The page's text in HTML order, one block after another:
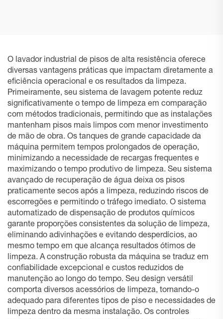
O lavador industrial de pisos de alta resistência oferece
diversas vantagens práticas que impactam diretamente a
eficiência operacional e os resultados da limpeza.
Primeiramente, seu sistema de lavagem potente reduz
significativamente o tempo de limpeza em comparação
com métodos tradicionais, permitindo que as instalações
mantenham pisos mais limpos com menor investimento
de mão de obra. Os tanques de grande capacidade da
máquina permitem tempos prolongados de operação,
minimizando a necessidade de recargas frequentes e
maximizando o tempo produtivo de limpeza. Seu sistema
avançado de recuperação de água deixa os pisos
praticamente secos após a limpeza, reduzindo riscos de
escorregões e permitindo o tráfego imediato. O sistema
automatizado de dispensação de produtos químicos
garante proporções consistentes da solução de limpeza,
eliminando adivinhações e evitando desperdícios, ao
mesmo tempo em que alcança resultados ótimos de
limpeza. A construção robusta da máquina se traduz em
confiabilidade excepcional e custos reduzidos de
manutenção ao longo do tempo. Seu design versátil
comporta diversos acessórios de limpeza, tornando-o
adequado para diferentes tipos de piso e necessidades de
limpeza dentro da mesma instalação. Os controles